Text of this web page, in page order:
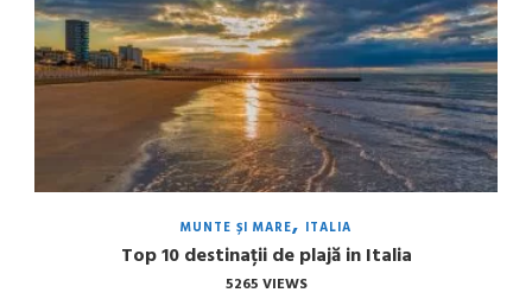
MUNTE ȘI MARE ITALIA
Top 10 destinații de plajă in Italia
5265 VIEWS